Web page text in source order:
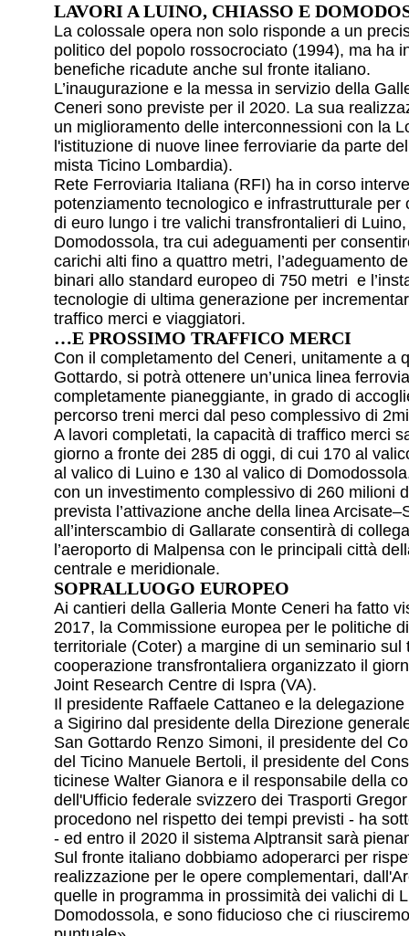
LAVORI A LUINO, CHIASSO E
La colossale opera non solo risponde a un
politico del popolo rossocrociato (1994), ma ha
benefiche ricadute anche sul fronte italiano.
L’inaugurazione e la messa in servizio della
Ceneri sono previste per il 2020. La sua
un miglioramento delle interconnessioni con la
l'istituzione di nuove linee ferroviarie da parte
mista Ticino Lombardia).
Rete Ferroviaria Italiana (RFI) ha in corso
potenziamento tecnologico e infrastrutturale per
di euro lungo i tre valichi transfrontalieri di
Domodossola, tra cui adeguamenti per
carichi alti fino a quattro metri, l’adeguamento
binari allo standard europeo di 750 metri e
tecnologie di ultima generazione per
traffico merci e viaggiatori.
…E PROSSIMO TRAFFICO MERCI
Con il completamento del Ceneri, unitamente a
Gottardo, si potrà ottenere un’unica linea
completamente pianeggiante, in grado di
percorso treni merci dal peso complessivo di
A lavori completati, la capacità di traffico merci
giorno a fronte dei 285 di oggi, di cui 170 al
al valico di Luino e 130 al valico di
con un investimento complessivo di 260 milioni
prevista l’attivazione anche della linea
all’interscambio di Gallarate consentirà di
l’aeroporto di Malpensa con le principali città
centrale e meridionale.
SOPRALLUOGO EUROPEO
Ai cantieri della Galleria Monte Ceneri ha fatto
2017, la Commissione europea per le politiche
territoriale (Coter) a margine di un seminario sul
cooperazione transfrontaliera organizzato il
Joint Research Centre di Ispra (VA).
Il presidente Raffaele Cattaneo e la
a Sigirino dal presidente della Direzione
San Gottardo Renzo Simoni, il presidente del
del Ticino Manuele Bertoli, il presidente del
ticinese Walter Gianora e il responsabile della
dell'Ufficio federale svizzero dei Trasporti
procedono nel rispetto dei tempi previsti - ha
- ed entro il 2020 il sistema Alptransit sarà
Sul fronte italiano dobbiamo adoperarci per
realizzazione per le opere complementari,
quelle in programma in prossimità dei valichi di
Domodossola, e sono fiducioso che ci